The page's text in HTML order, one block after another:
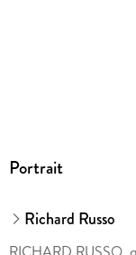
Portrait
Richard Russo